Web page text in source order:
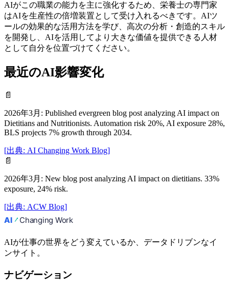
AIがこの職業の能力を主に強化するため、栄養士の専門家
はAIを生産性の倍増装置として受け入れるべきです。AIツ
ールの効果的な活用方法を学び、高次の分析・創造的スキル
を開発し、AIを活用してより大きな価値を提供できる人材
として自分を位置づけてください。
最近のAI影響変化
📄
2026年3月 : Published evergreen blog post analyzing AI impact on
Dietitians and Nutritionists. Automation risk 20%, AI exposure 28%,
BLS projects 7% growth through 2034.
[出典: AI Changing Work Blog]
📄
2026年3月 : New blog post analyzing AI impact on dietitians. 33%
exposure, 24% risk.
[出典: ACW Blog]
AIが仕事の世界をどう変えているか、データドリブンなイ
ンサイト。
ナビゲーション